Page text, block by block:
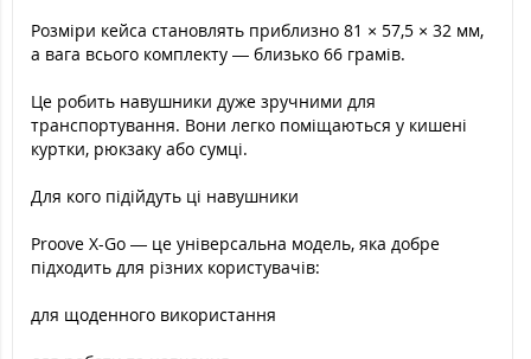
Розміри кейса становлять приблизно 81 × 57,5 × 32 мм,
а вага всього комплекту — близько 66 грамів.
Це робить навушники дуже зручними для
транспортування. Вони легко поміщаються у кишені
куртки, рюкзаку або сумці.
Для кого підійдуть ці навушники
Proove X-Go — це універсальна модель, яка добре
підходить для різних користувачів:
для щоденного використання